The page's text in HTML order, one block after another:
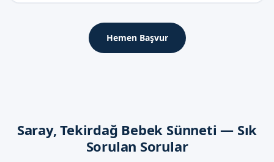
İyileşme süreci, bebek sünneti之后 birkaç gün sürebilir. Bu
süre zarfında, bebeklerin rahat ve güvende olması için gerekli
gerekmektedir. Bebeklerin sünnet bölgesinin temiz tutulması,
iyileşme sürecini hızlandırmaktadır.
Hemen Başvur
Saray, Tekirdağ Bebek Sünneti — Sık
Sorulan Sorular